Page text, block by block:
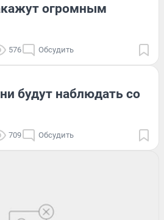
огромным
576 Обсудить
будут наблюдать со
709 Обсудить